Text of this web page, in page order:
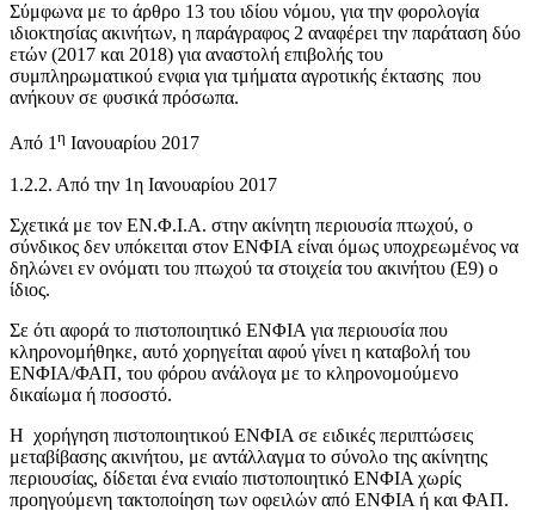
Σύμφωνα με το άρθρο 13 του ιδίου νόμου, για την φορολογία
ιδιοκτησίας ακινήτων, η παράγραφος 2 αναφέρει την παράταση δύο
ετών (2017 και 2018) για αναστολή επιβολής του
συμπληρωματικού ενφια για τμήματα αγροτικής έκτασης που
ανήκουν σε φυσικά πρόσωπα.
Από 1η Ιανουαρίου 2017
1.2.2. Από την 1η Ιανουαρίου 2017
Σχετικά με τον ΕΝ.Φ.Ι.Α. στην ακίνητη περιουσία πτωχού, ο
σύνδικος δεν υπόκειται στον ΕΝΦΙΑ είναι όμως υποχρεωμένος να
δηλώνει εν ονόματι του πτωχού τα στοιχεία του ακινήτου (Ε9) ο
ίδιος.
Σε ότι αφορά το πιστοποιητικό ΕΝΦΙΑ για περιουσία που
κληρονομήθηκε, αυτό χορηγείται αφού γίνει η καταβολή του
ΕΝΦΙΑ/ΦΑΠ, του φόρου ανάλογα με το κληρονομούμενο
δικαίωμα ή ποσοστό.
Η χορήγηση πιστοποιητικού ΕΝΦΙΑ σε ειδικές περιπτώσεις
μεταβίβασης ακινήτου, με αντάλλαγμα το σύνολο της ακίνητης
περιουσίας, δίδεται ένα ενιαίο πιστοποιητικό ΕΝΦΙΑ χωρίς
προηγούμενη τακτοποίηση των οφειλών από ΕΝΦΙΑ ή και ΦΑΠ.